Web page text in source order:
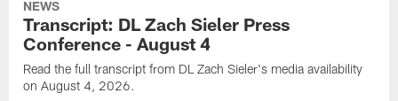
NEWS
Transcript: DL Zach Sieler Press
Conference - August 4
Read the full transcript from DL Zach Sieler's media availability
on August 4, 2026.